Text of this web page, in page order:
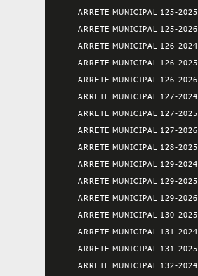
ARRETE MUNICIPAL 125-2025
ARRETE MUNICIPAL 125-2026
ARRETE MUNICIPAL 126-2024
ARRETE MUNICIPAL 126-2025
ARRETE MUNICIPAL 126-2026
ARRETE MUNICIPAL 127-2024
ARRETE MUNICIPAL 127-2025
ARRETE MUNICIPAL 127-2026
ARRETE MUNICIPAL 128-2025
ARRETE MUNICIPAL 129-2024
ARRETE MUNICIPAL 129-2025
ARRETE MUNICIPAL 129-2026
ARRETE MUNICIPAL 130-2025
ARRETE MUNICIPAL 131-2024
ARRETE MUNICIPAL 131-2025
ARRETE MUNICIPAL 132-2024